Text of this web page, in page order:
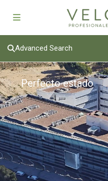
Advanced Search
Perfecto estado